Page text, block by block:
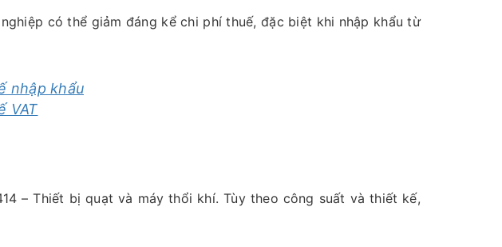
có thể giảm đáng kể chi phí thuế, đặc biệt khi nhập khẩu từ
nhập khẩu
VAT
– Thiết bị quạt và máy thổi khí. Tùy theo công suất và thiết kế,